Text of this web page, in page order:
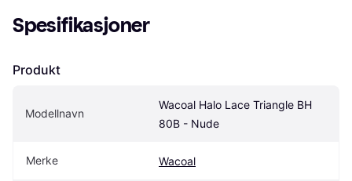
Spesifikasjoner
Produkt
Modellnavn
Wacoal Halo Lace Triangle BH
80B - Nude
Merke Wacoal